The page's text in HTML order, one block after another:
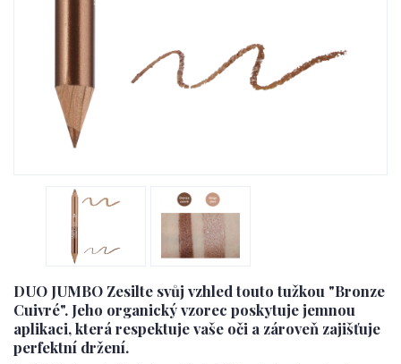
DUO JUMBO Zesilte svůj vzhled touto tužkou "Bronze
Cuivré". Jeho organický vzorec poskytuje jemnou
aplikaci, která respektuje vaše oči a zároveň zajišťuje
perfektní držení.